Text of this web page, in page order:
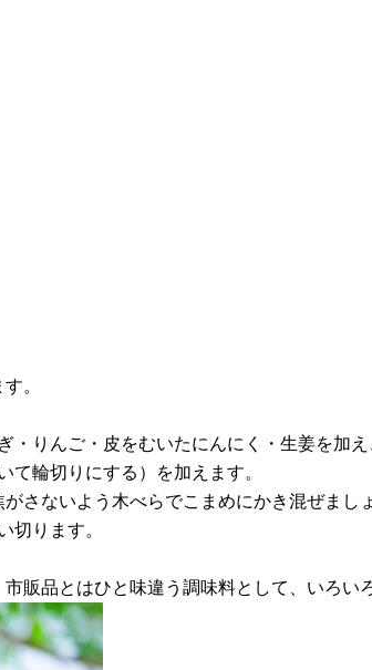
。
りんご・皮をむいたにんにく・生姜を加え
輪切りにする）を加えます。
さないよう木べらでこまめにかき混ぜまし
切ります。
販品とはひと味違う調味料として、いろい